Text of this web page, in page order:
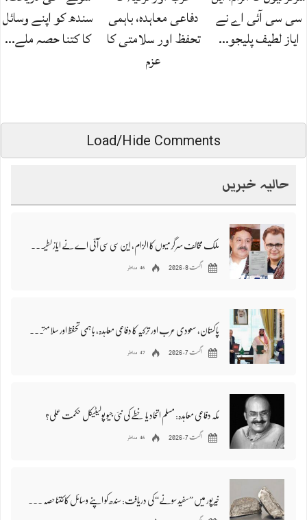
سی سی آئی اے نے
ایاز لطیف پلیجو…
دفاعی معاہدہ، باہمی
تحفظ اور سلامتی کا
عزم
سندھ کو اپنے وسائل
کا کتنا حصہ ملے…
Load/Hide Comments
حالیہ خبریں
ملک مخالف سرگرمیوں کا الزام، این سی سی آئی اے نے ایاز لطیف پلیجو اور ریاض چانڈیو طلب کر لیا، سندھ میں تشویش
اگست 8, 2026 46 مناظر
پاکستان، سعودی عرب اور ترکیہ کا دفاعی معاہدہ، باہمی تحفظ اور سلامتی کا عزم
اگست 7, 2026 47 مناظر
مکہ دفاعی معاہدہ: مسلم اتحاد یا خطے کی نئی جیو پولیٹیکل حکمت عملی؟
اگست 7, 2026 46 مناظر